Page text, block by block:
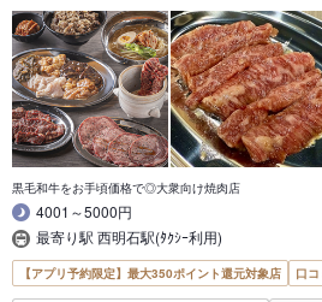
黒毛和牛をお手頃価格で◎大衆向け焼肉店
4001～5000円
最寄り駅 西明石駅(ﾀｸｼｰ利用)
【アプリ予約限定】最大350ポイント還元対象店 口